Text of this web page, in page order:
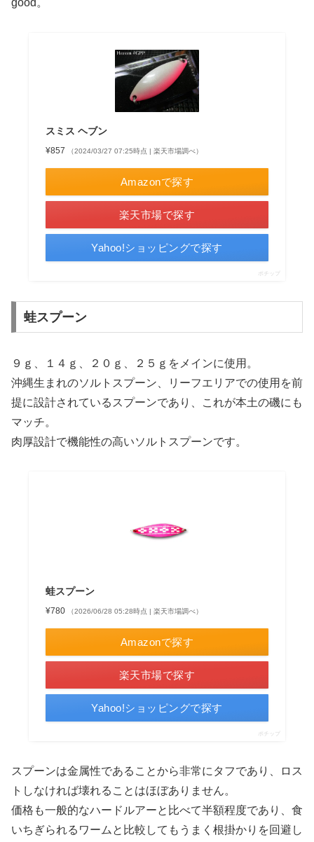
good。
スミス ヘブン
¥857 （2024/03/27 07:25時点 | 楽天市場調べ）
Amazonで探す
楽天市場で探す
Yahoo!ショッピングで探す
ポチップ
蛙スプーン
９ｇ、１４ｇ、２０ｇ、２５ｇをメインに使用。
沖縄生まれのソルトスプーン、リーフエリアでの使用を前
提に設計されているスプーンであり、これが本土の磯にも
マッチ。
肉厚設計で機能性の高いソルトスプーンです。
蛙スプーン
¥780 （2026/06/28 05:28時点 | 楽天市場調べ）
Amazonで探す
楽天市場で探す
Yahoo!ショッピングで探す
ポチップ
スプーンは金属性であることから非常にタフであり、ロス
トしなければ壊れることはほぼありません。
価格も一般的なハードルアーと比べて半額程度であり、食
いちぎられるワームと比較してもうまく根掛かりを回避し